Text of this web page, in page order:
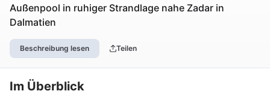
Außenpool in ruhiger Strandlage nahe Zadar in
Dalmatien
Beschreibung lesen Teilen
Im Überblick